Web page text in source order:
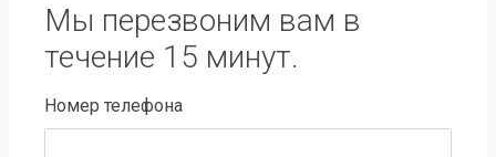
Мы перезвоним вам в
течение 15 минут.
Номер телефона